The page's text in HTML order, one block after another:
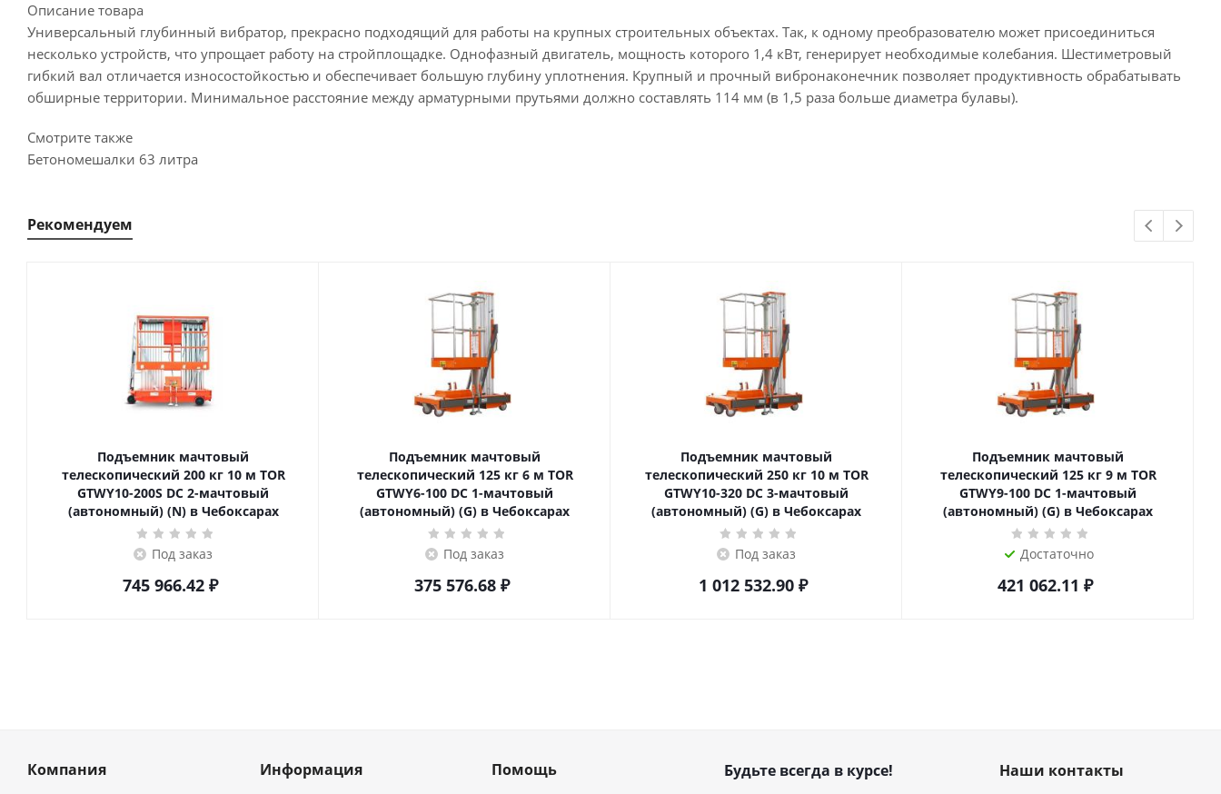
Описание товара
Универсальный глубинный вибратор, прекрасно подходящий для работы на крупных строительных объектах. Так, к одному преобразователю может присоединиться
несколько устройств, что упрощает работу на стройплощадке. Однофазный двигатель, мощность которого 1,4 кВт, генерирует необходимые колебания. Шестиметровый
гибкий вал отличается износостойкостью и обеспечивает большую глубину уплотнения. Крупный и прочный вибронаконечник позволяет продуктивность обрабатывать
обширные территории. Минимальное расстояние между арматурными прутьями должно составлять 114 мм (в 1,5 раза больше диаметра булавы).
Смотрите также
Бетономешалки 63 литра
Рекомендуем
Подъемник мачтовый
телескопический 200 кг 10 м TOR
GTWY10-200S DC 2-мачтовый
(автономный) (N) в Чебоксарах
Под заказ
745 966.42₽
Подъемник мачтовый
телескопический 125 кг 6 м TOR
GTWY6-100 DC 1-мачтовый
(автономный) (G) в Чебоксарах
Под заказ
375 576.68₽
Подъемник мачтовый
телескопический 250 кг 10 м TOR
GTWY10-320 DC 3-мачтовый
(автономный) (G) в Чебоксарах
Под заказ
1 012 532.90 ₽
Подъемник мачтовый
телескопический 125 кг 9 м TOR
GTWY9-100 DC 1-мачтовый
(автономный) (G) в Чебоксарах
Достаточно
421 062.11 ₽
Компания Информация Помощь Будьте всегда в курсе! Наши контакты